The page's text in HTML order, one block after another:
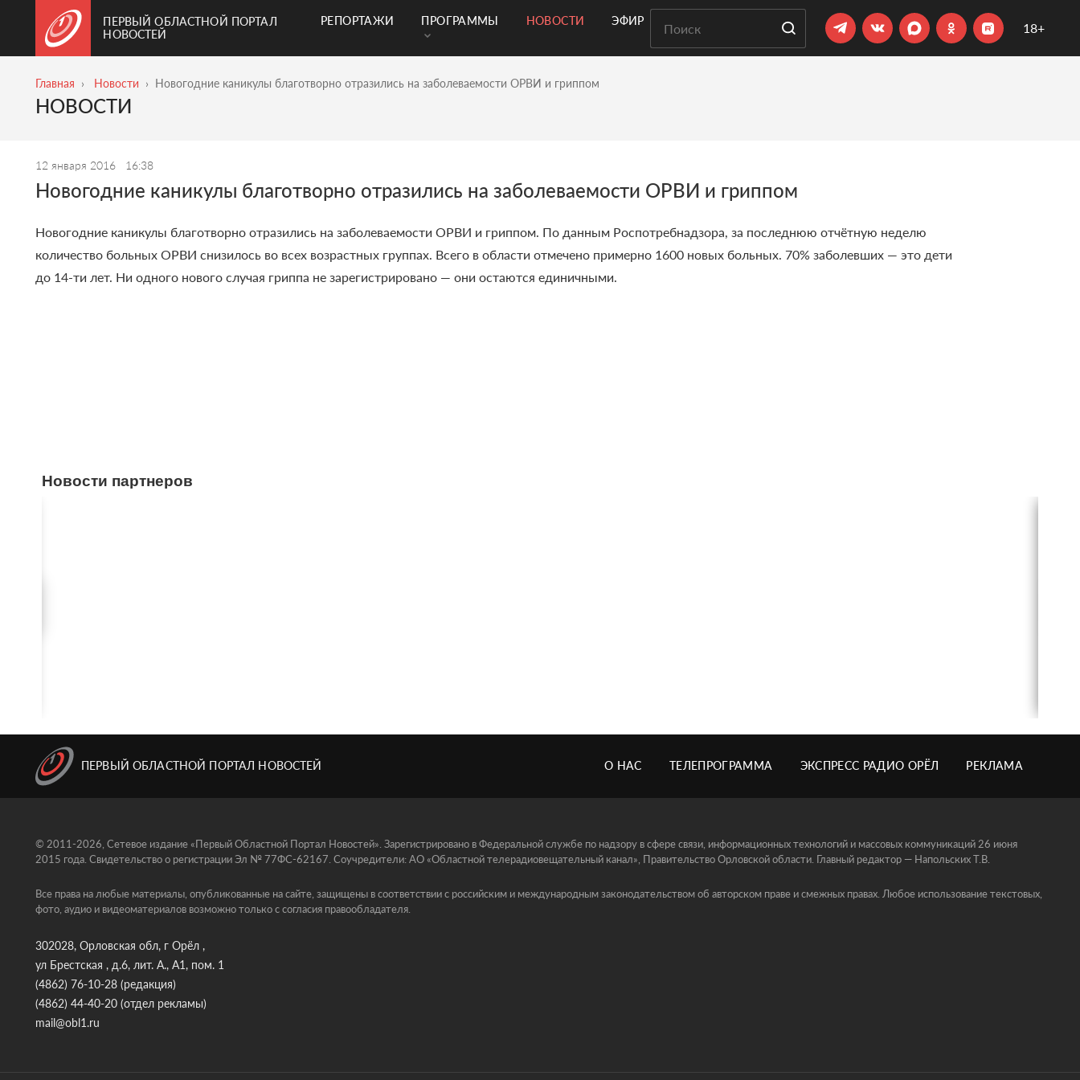
ПЕРВЫЙ ОБЛАСТНОЙ ПОРТАЛ
НОВОСТЕЙ
РЕПОРТАЖИ ПРОГРАММЫ НОВОСТИ ЭФИР 18+
Главная Новости Новогодние каникулы благотворно отразились на заболеваемости ОРВИ и гриппом
НОВОСТИ
12 января 2016 16:38
Новогодние каникулы благотворно отразились на заболеваемости ОРВИ и гриппом
Новогодние каникулы благотворно отразились на заболеваемости ОРВИ и гриппом. По данным Роспотребнадзора, за последнюю отчётную неделю
количество больных ОРВИ снизилось во всех возрастных группах. Всего в области отмечено примерно 1600 новых больных. 70% заболевших — это дети
до 14-ти лет. Ни одного нового случая гриппа не зарегистрировано — они остаются единичными.
Новости партнеров
ПЕРВЫЙ ОБЛАСТНОЙ ПОРТАЛ НОВОСТЕЙ О НАС ТЕЛЕПРОГРАММА ЭКСПРЕСС РАДИО ОРЁЛ РЕКЛАМА
© 2011-2026, Сетевое издание «Первый Областной Портал Новостей». Зарегистрировано в Федеральной службе по надзору в сфере связи, информационных технологий и массовых коммуникаций 26 июня
2015 года. Свидетельство о регистрации Эл № 77ФС-62167. Соучредители: АО «Областной телерадиовещательный канал», Правительство Орловской области. Главный редактор — Напольских Т.В.
Все права на любые материалы, опубликованные на сайте, защищены в соответствии с российским и международным законодательством об авторском праве и смежных правах. Любое использование текстовых,
фото, аудио и видеоматериалов возможно только с согласия правообладателя.
302028, Орловская обл, г Орёл ,
ул Брестская , д.6, лит. А., А1, пом. 1
(4862) 76-10-28 (редакция)
(4862) 44-40-20 (отдел рекламы)
mail@obl1.ru